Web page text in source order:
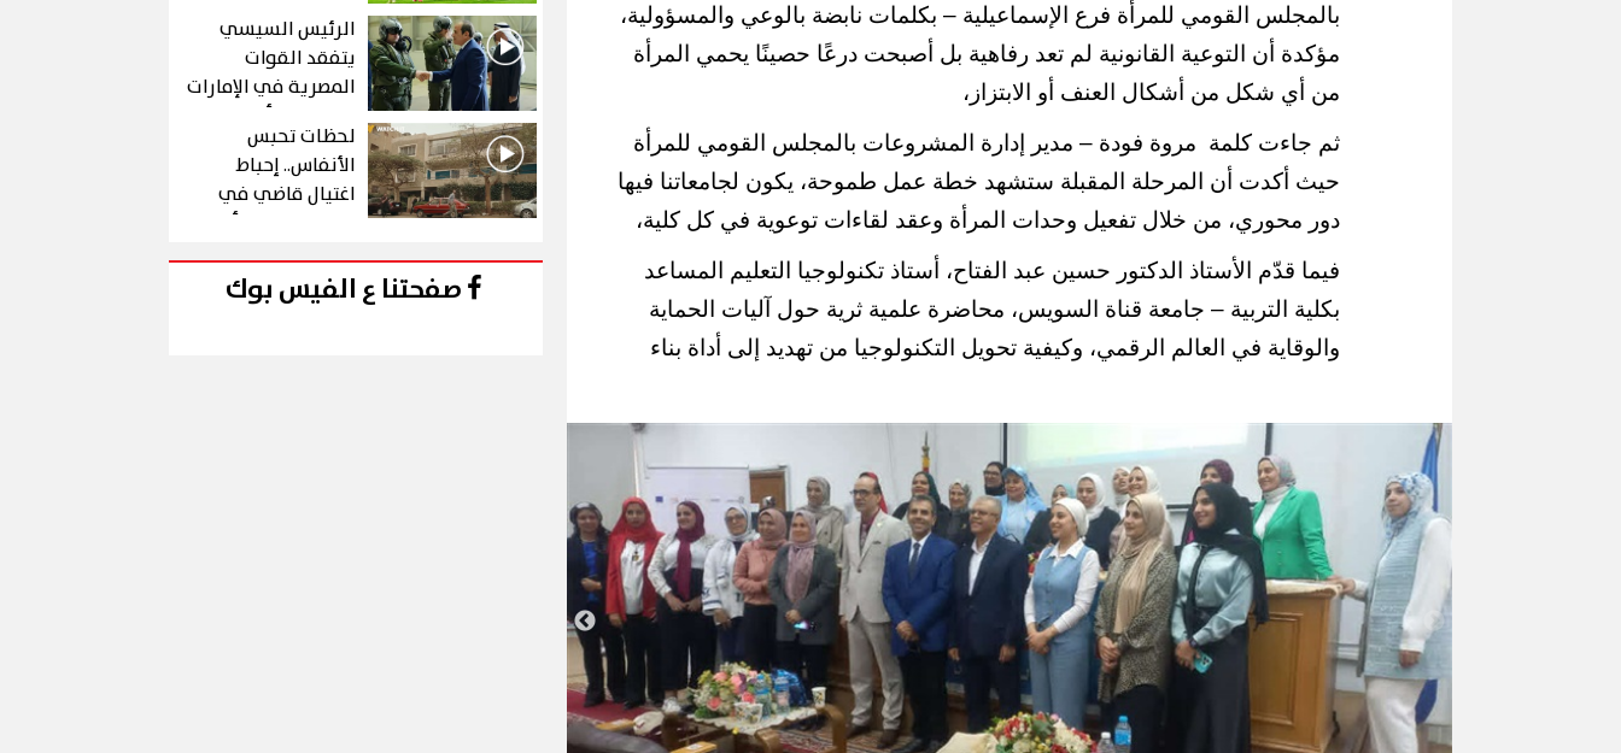
بالمجلس القومي للمرأة فرع الإسماعيلية – بكلمات نابضة بالوعي والمسؤولية،
مؤكدة أن التوعية القانونية لم تعد رفاهية بل أصبحت درعًا حصينًا يحمي المرأة
من أي شكل من أشكال العنف أو الابتزاز،
ثم جاءت كلمة مروة فودة – مدير إدارة المشروعات بالمجلس القومي للمرأة
حيث أكدت أن المرحلة المقبلة ستشهد خطة عمل طموحة، يكون لجامعاتنا فيها
دور محوري، من خلال تفعيل وحدات المرأة وعقد لقاءات توعوية في كل كلية،
فيما قدّم الأستاذ الدكتور حسين عبد الفتاح، أستاذ تكنولوجيا التعليم المساعد
بكلية التربية – جامعة قناة السويس، محاضرة علمية ثرية حول آليات الحماية
والوقاية في العالم الرقمي، وكيفية تحويل التكنولوجيا من تهديد إلى أداة بناء
الرئيس السيسي
يتفقد القوات
المصرية في الإمارات
خلال زيارة أخوية
لحظات تحبس
الأنفاس.. إحباط
اغتيال قاضي في
الحلقة 10 من رأس
صفحتنا ع الفيس بوك